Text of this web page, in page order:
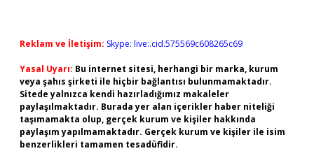
Reklam ve İletişim: Skype: live:.cid.575569c608265c69
Yasal Uyarı: Bu internet sitesi, herhangi bir marka, kurum
veya şahıs şirketi ile hiçbir bağlantısı bulunmamaktadır.
Sitede yalnızca kendi hazırladığımız makaleler
paylaşılmaktadır. Burada yer alan içerikler haber niteliği
taşımamakta olup, gerçek kurum ve kişiler hakkında
paylaşım yapılmamaktadır. Gerçek kurum ve kişiler ile isim
benzerlikleri tamamen tesadüfidir.